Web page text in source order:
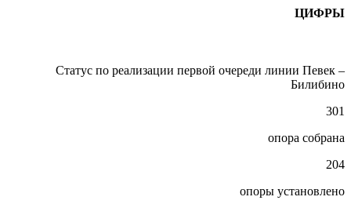
ЦИФРЫ
Статус по реализации первой очереди линии Певек –
Билибино
301
опора собрана
204
опоры установлено